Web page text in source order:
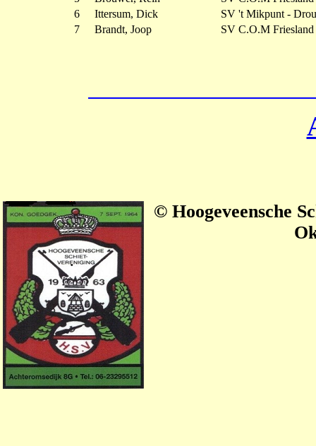
6
Ittersum, Dick
SV 't Mikpunt -
7
Brandt, Joop SV C.O.M Friesland
© Hoogeveensche